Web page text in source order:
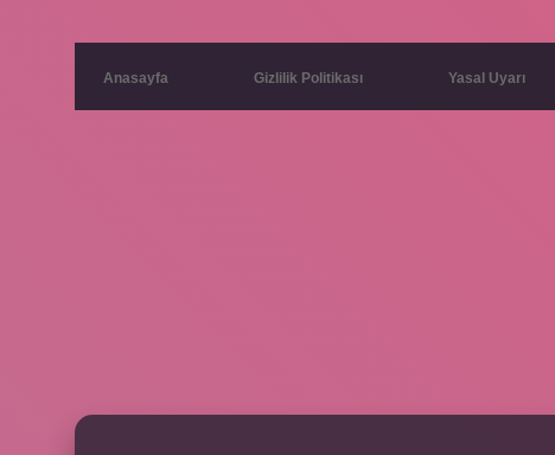
Anasayfa Gizlilik Politikası Yasal Uyarı